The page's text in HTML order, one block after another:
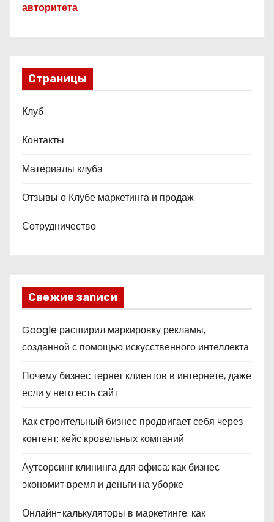
авторитета
Страницы
Клуб
Контакты
Материалы клуба
Отзывы о Клубе маркетинга и продаж
Сотрудничество
Свежие записи
Google расширил маркировку рекламы,
созданной с помощью искусственного интеллекта
Почему бизнес теряет клиентов в интернете, даже
если у него есть сайт
Как строительный бизнес продвигает себя через
контент: кейс кровельных компаний
Аутсорсинг клининга для офиса: как бизнес
экономит время и деньги на уборке
Онлайн-калькуляторы в маркетинге: как